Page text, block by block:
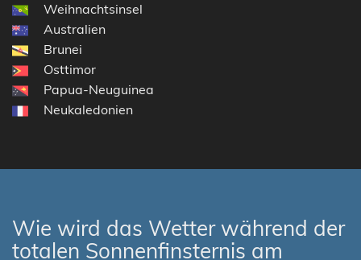
Weihnachtsinsel
Australien
Brunei
Osttimor
Papua-Neuguinea
Neukaledonien
Wie wird das Wetter während der
totalen Sonnenfinsternis am